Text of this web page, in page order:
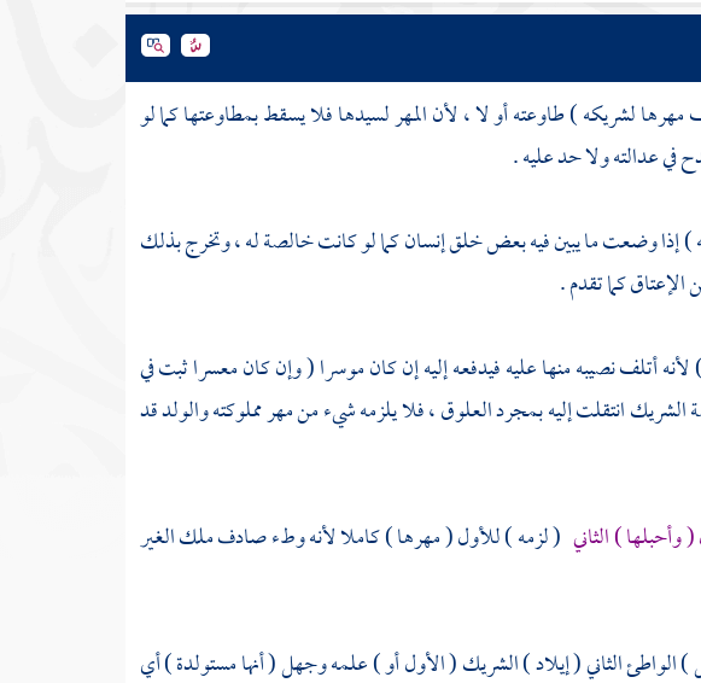
لشريكه ) طاوعته أو لا ، لأن المهر لسيدها فلا يسقط بمطاوعتها كما لو
في عدالته ولا حد عليه .
) إذا وضعت ما يبين فيه بعض خلق إنسان كما لو كانت خالصة له ، وتخرج بذلك
كما تقدم .
أتلف نصيبه منها عليه فيدفعه إليه إن كان موسرا ( وإن كان معسرا ثبت في
انتقلت إليه بمجرد العلوق ، فلا يلزمه شيء من مهر مملوكته والولد قد
) الثاني ( لزمه ) للأول ( مهرها ) كاملا لأنه وطء صادف ملك الغير
الواطئ الثاني ( إيلاد ) الشريك ( الأول أو ) علمه وجهل ( أنها مستولدة ) أي